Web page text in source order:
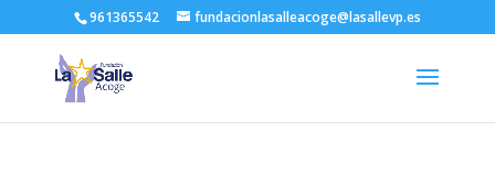
961365542 fundacionlasalleacoge@lasallevp.es